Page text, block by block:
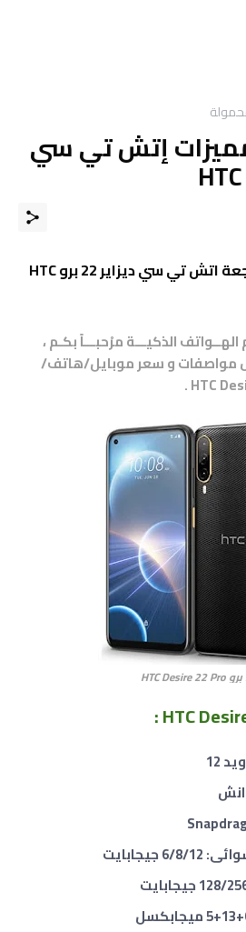
إتش تي سي
مواصفات و سعرو مراجعة اتش تي سي ديزاير 22 برو HTC
الذكيـــة مرْحبـــاً بكـم ،
مواصفات و سعر موبايل/هاتف/
HTC
.
HTC
12